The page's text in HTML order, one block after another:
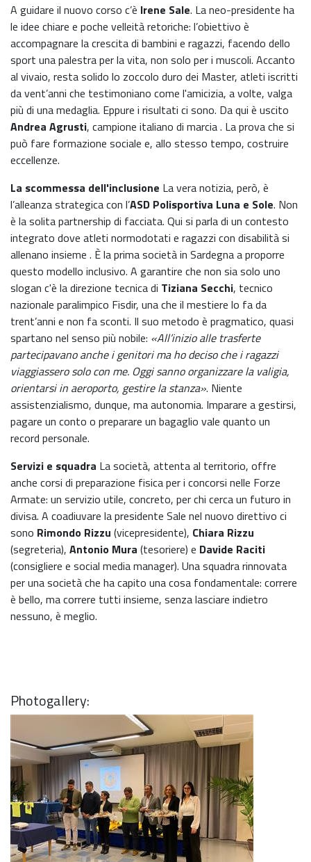
A guidare il nuovo corso c’è Irene Sale. La neo-presidente ha
le idee chiare e poche velleità retoriche: l’obiettivo è
accompagnare la crescita di bambini e ragazzi, facendo dello
sport una palestra per la vita, non solo per i muscoli. Accanto
al vivaio, resta solido lo zoccolo duro dei Master, atleti iscritti
da vent’anni che testimoniano come l'amicizia, a volte, valga
più di una medaglia. Eppure i risultati ci sono. Da qui è uscito
Andrea Agrusti, campione italiano di marcia . La prova che si
può fare formazione sociale e, allo stesso tempo, costruire
eccellenze.
La scommessa dell'inclusione La vera notizia, però, è
l’alleanza strategica con l’ASD Polisportiva Luna e Sole. Non
è la solita partnership di facciata. Qui si parla di un contesto
integrato dove atleti normodotati e ragazzi con disabilità si
allenano insieme . È la prima società in Sardegna a proporre
questo modello inclusivo. A garantire che non sia solo uno
slogan c'è la direzione tecnica di Tiziana Secchi, tecnico
nazionale paralimpico Fisdir, una che il mestiere lo fa da
trent’anni e non fa sconti. Il suo metodo è pragmatico, quasi
spartano nel senso più nobile: «All’inizio alle trasferte
partecipavano anche i genitori ma ho deciso che i ragazzi
viaggiassero solo con me. Oggi sanno organizzare la valigia,
orientarsi in aeroporto, gestire la stanza». Niente
assistenzialismo, dunque, ma autonomia. Imparare a gestirsi,
pagare un conto o preparare un bagaglio vale quanto un
record personale.
Servizi e squadra La società, attenta al territorio, offre
anche corsi di preparazione fisica per i concorsi nelle Forze
Armate: un servizio utile, concreto, per chi cerca un futuro in
divisa. A coadiuvare la presidente Sale nel nuovo direttivo ci
sono Rimondo Rizzu (vicepresidente), Chiara Rizzu
(segreteria), Antonio Mura (tesoriere) e Davide Raciti
(consigliere e social media manager). Una squadra rinnovata
per una società che ha capito una cosa fondamentale: correre
è bello, ma correre tutti insieme, senza lasciare indietro
nessuno, è meglio.
Photogallery: